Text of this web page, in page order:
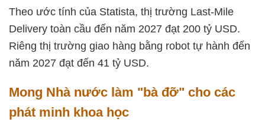
Theo ước tính của Statista, thị trường Last-Mile
Delivery toàn cầu đến năm 2027 đạt 200 tỷ USD.
Riêng thị trường giao hàng bằng robot tự hành đến
năm 2027 đạt đến 41 tỷ USD.
Mong Nhà nước làm "bà đỡ" cho các
phát minh khoa học